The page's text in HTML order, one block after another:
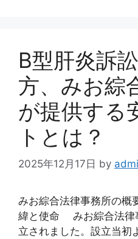
B型肝炎訴
方、みお綜
が提供する
トとは？
2025年12月17日 by
みお綜合法律事務所の概
緯と使命 みお綜合法律
立されました。設立当初